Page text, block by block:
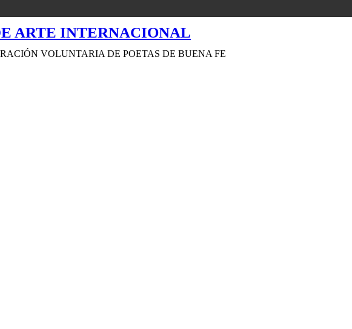
VOLUNTARIA DE POETAS DE BUENA FE